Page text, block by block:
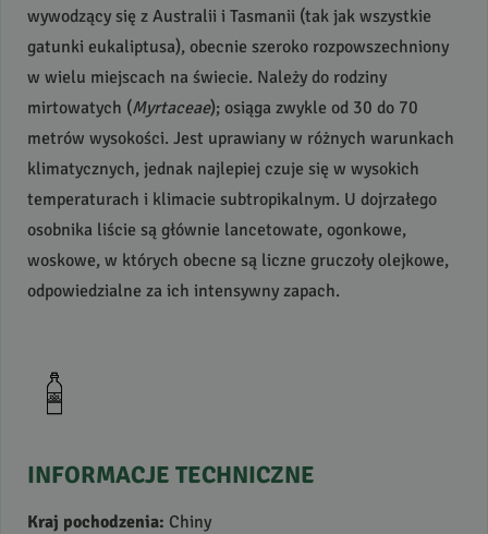
wywodzący się z Australii i Tasmanii (tak jak wszystkie
gatunki eukaliptusa), obecnie szeroko rozpowszechniony
w wielu miejscach na świecie. Należy do rodziny
mirtowatych (Myrtaceae); osiąga zwykle od 30 do 70
metrów wysokości. Jest uprawiany w różnych warunkach
klimatycznych, jednak najlepiej czuje się w wysokich
temperaturach i klimacie subtropikalnym. U dojrzałego
osobnika liście są głównie lancetowate, ogonkowe,
woskowe, w których obecne są liczne gruczoły olejkowe,
odpowiedzialne za ich intensywny zapach.
INFORMACJE TECHNICZNE
Kraj pochodzenia: Chiny